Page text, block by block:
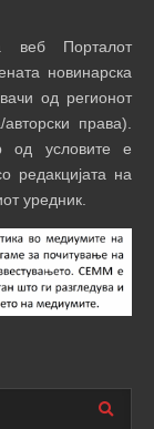
веб Порталот
новинарска
од регионот
права).
од условите е
редакцијата на
уредник.